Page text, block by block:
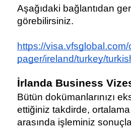
Aşağıdaki bağlantıdan
görebilirsiniz.
https://visa.vfsglobal.com/
pager/ireland/turkey/
İrlanda Business
Bütün dokümanlarınızı
ettiğiniz takdirde,
arasında işleminiz